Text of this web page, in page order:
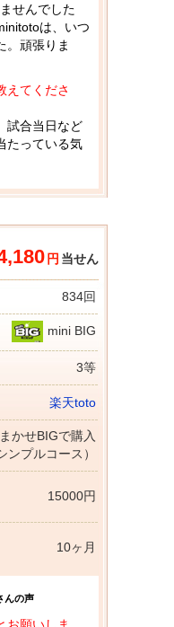
せんでした
は、いつ
。頑張りま
えてくださ
試合当日など
たっている気
円 当せん
834回
mini BIG
3等
楽天toto
かせBIGで購入
ンプルコース）
15000円
10ヶ月
んの声
お願いしま